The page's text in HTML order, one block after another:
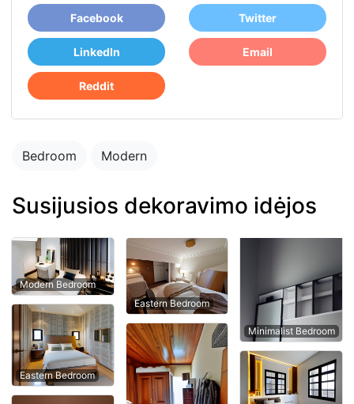
Facebook Twitter
LinkedIn Email
Reddit
Bedroom Modern
Susijusios dekoravimo idėjos
Modern Bedroom
Eastern Bedroom
Eastern Bedroom
Minimalist Bedroom